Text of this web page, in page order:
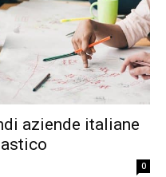
aziende italiane
0